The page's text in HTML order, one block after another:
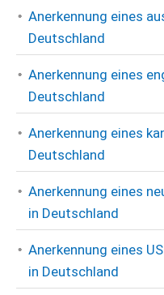
Anerkennung eines
Deutschland
Anerkennung eines
Deutschland
Anerkennung eines
Deutschland
Anerkennung eines
in Deutschland
Anerkennung eines
in Deutschland